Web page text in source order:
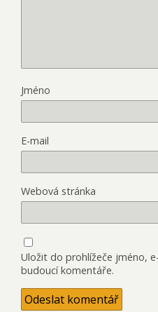
Jméno
E-mail
Webová stránka
Uložit do prohlížeče jméno,
budoucí komentáře.